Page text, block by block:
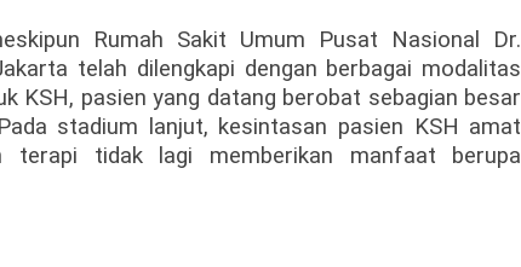
Rumah Sakit Umum Pusat Nasional Dr.
telah dilengkapi dengan berbagai modalitas
KSH, pasien yang datang berobat sebagian besar
stadium lanjut, kesintasan pasien KSH amat
terapi tidak lagi memberikan manfaat berupa